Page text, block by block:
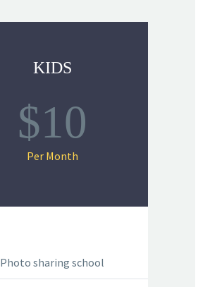
KIDS
$10
Per Month
Photo sharing school